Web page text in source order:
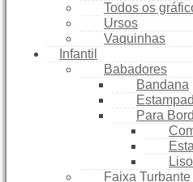
Todos os
Ursos
Vaquinhas
Infantil
Babadores
Bandana
Para
Faixa